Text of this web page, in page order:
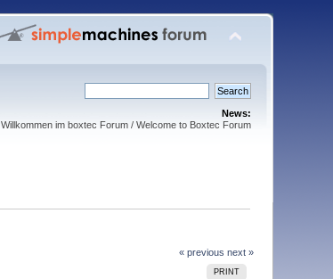
News:
Willkommen im boxtec Forum / Welcome to Boxtec Forum
« previous next »
PRINT